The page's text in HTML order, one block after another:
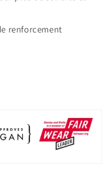
renforcement